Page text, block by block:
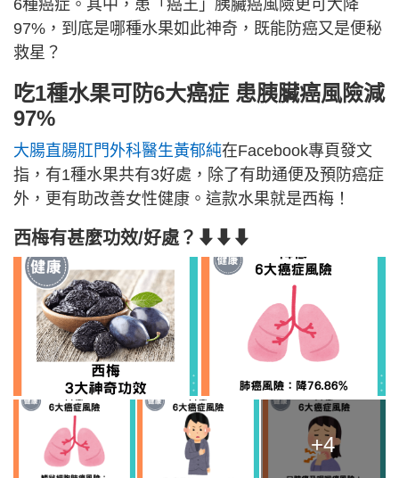
6種癌症。其中，患「癌王」胰臟癌風險更可大降
97%，到底是哪種水果如此神奇，既能防癌又是便秘
救星？
吃1種水果可防6大癌症 患胰臟癌風險減
97%
大腸直腸肛門外科醫生黃郁純在Facebook專頁發文
指，有1種水果共有3好處，除了有助通便及預防癌症
外，更有助改善女性健康。這款水果就是西梅！
西梅有甚麼功效/好處？ ⬇⬇⬇
+4